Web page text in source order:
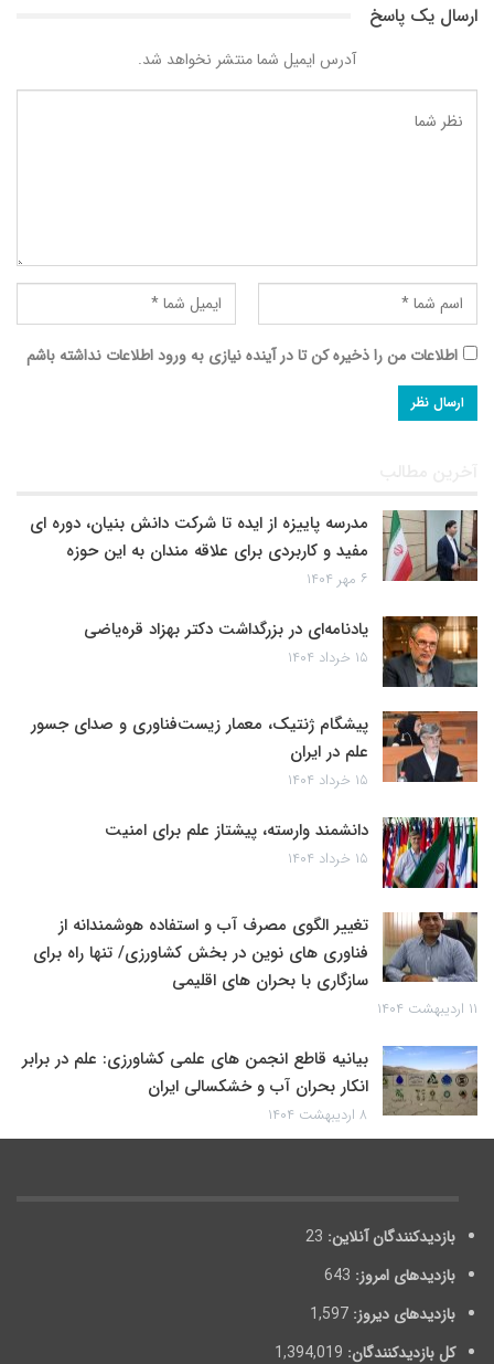
ارسال یک پاسخ
آدرس ایمیل شما منتشر نخواهد شد.
اطلاعات من را ذخیره کن تا در آینده نیازی به ورود اطلاعات نداشته باشم
آخرین مطالب
مدرسه پاییزه از ایده تا شرکت دانش بنیان، دوره ای
مفید و کاربردی برای علاقه مندان به این حوزه
۶ مهر ۱۴۰۴
یادنامه‌ای در بزرگداشت دکتر بهزاد قره‌یاضی
۱۵ خرداد ۱۴۰۴
پیشگام ژنتیک، معمار زیست‌فناوری و صدای جسور
علم در ایران
۱۵ خرداد ۱۴۰۴
دانشمند وارسته، پیشتاز علم برای امنیت
۱۵ خرداد ۱۴۰۴
تغییر الگوی مصرف آب و استفاده هوشمندانه از
فناوری های نوین در بخش کشاورزی/ تنها راه برای
سازگاری با بحران های اقلیمی
۱۱ اردیبهشت ۱۴۰۴
بیانیه قاطع انجمن های علمی کشاورزی: علم در برابر
انکار بحران آب و خشکسالی ایران
۸ اردیبهشت ۱۴۰۴
بازدیدکنندگان آنلاین: 23
بازدیدهای امروز: 643
بازدیدهای دیروز: 1,597
کل بازدیدکنند‌گان: 1,394,019